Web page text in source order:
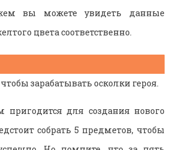
вы можете увидеть данные
цвета соответственно.
зарабатывать осколки героя.
пригодится для создания нового
собрать 5 предметов, чтобы